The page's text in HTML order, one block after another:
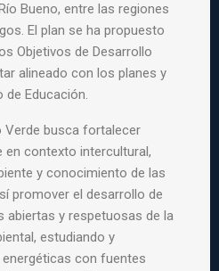
Bueno, entre las regiones
El plan se ha propuesto
Objetivos de Desarrollo
alineado con los planes y
de Educación.
Verde busca fortalecer
en contexto intercultural,
y conocimiento de las
promover el desarrollo de
abiertas y respetuosas de la
estudiando y
con fuentes